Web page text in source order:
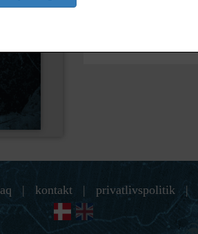
| kontakt | privatlivspolitik |